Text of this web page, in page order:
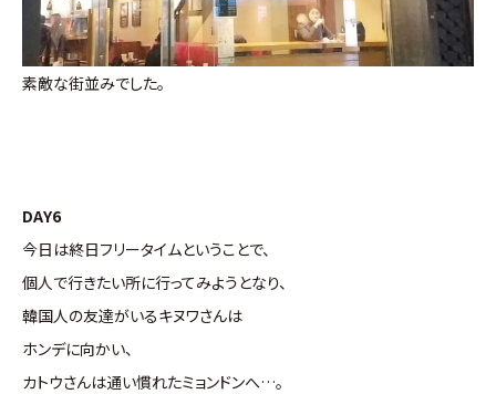
素敵な街並みでした。
DAY6
今日は終日フリータイムということで、
個人で行きたい所に行ってみようとなり、
韓国人の友達がいるキヌワさんは
ホンデに向かい、
カトウさんは通い慣れたミョンドンへ…。